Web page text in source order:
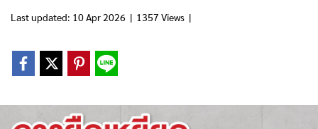
Last updated: 10 Apr 2026 | 1357 Views |